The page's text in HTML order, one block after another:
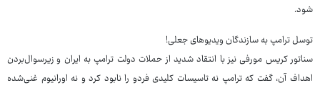
شود.
توسل ترامپ به سازندگان ویدیوهای جعلی!
سناتور کریس مورفی نیز با انتقاد شدید از حملات دولت ترامپ به ایران و زیرسوال‌بردن
اهداف آن، گفت که ترامپ نه تاسیسات کلیدی فردو را نابود کرد و نه اورانیوم غنی‌شده